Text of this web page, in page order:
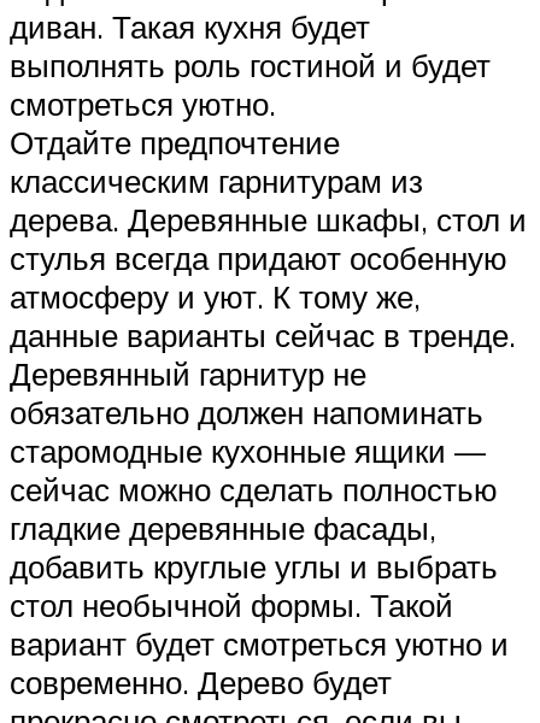
диван. Такая кухня будет
выполнять роль гостиной и будет
смотреться уютно.
Отдайте предпочтение
классическим гарнитурам из
дерева. Деревянные шкафы, стол и
стулья всегда придают особенную
атмосферу и уют. К тому же,
данные варианты сейчас в тренде.
Деревянный гарнитур не
обязательно должен напоминать
старомодные кухонные ящики —
сейчас можно сделать полностью
гладкие деревянные фасады,
добавить круглые углы и выбрать
стол необычной формы. Такой
вариант будет смотреться уютно и
современно. Дерево будет